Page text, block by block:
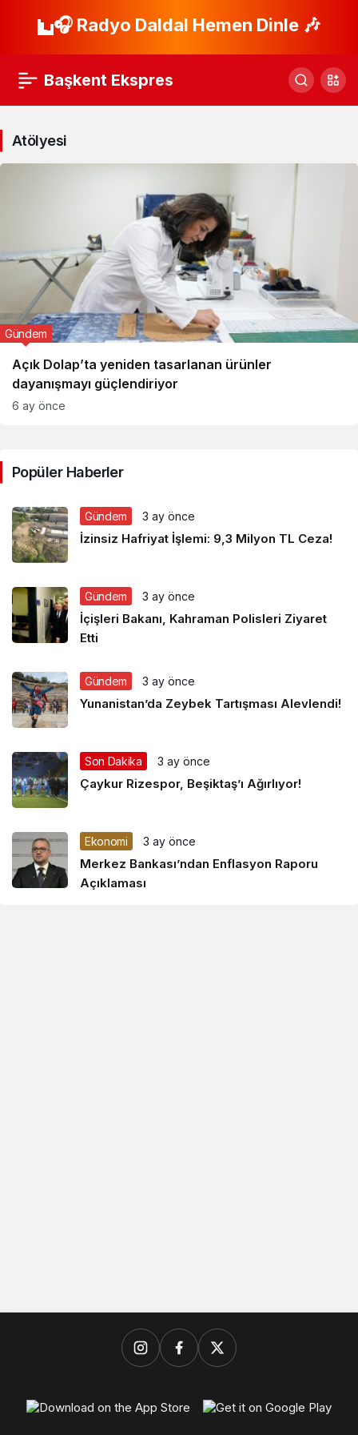
🎧 Radyo Daldal Hemen Dinle 🎶
Başkent Ekspres
Atölyesi
Açık Dolap’ta yeniden tasarlanan ürünler
dayanışmayı güçlendiriyor
Gündem
6 ay önce
Popüler Haberler
Gündem 3 ay önce
İzinsiz Hafriyat İşlemi: 9,3 Milyon TL Ceza!
Gündem 3 ay önce
İçişleri Bakanı, Kahraman Polisleri Ziyaret
Etti
Gündem 3 ay önce
Yunanistan’da Zeybek Tartışması Alevlendi!
Son Dakika 3 ay önce
Çaykur Rizespor, Beşiktaş’ı Ağırlıyor!
Ekonomi 3 ay önce
Merkez Bankası’ndan Enflasyon Raporu
Açıklaması